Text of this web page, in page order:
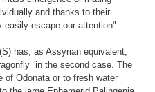
and thanks to their
escape our attention"
has, as Assyrian equivalent,
in the second case. The
of Odonata or to fresh water